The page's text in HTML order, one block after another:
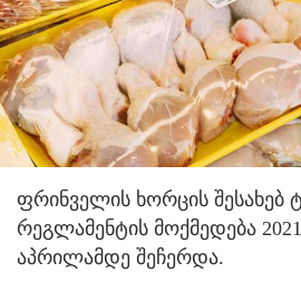
ფრინველის ხორცის შესახებ
რეგლამენტის მოქმედება
აპრილამდე შეჩერდა.